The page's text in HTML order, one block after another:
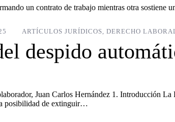
ARTÍCULOS JURÍDICOS, DERECHO
despido
Juan Carlos Hernández 1. Introducción
posibilidad de extinguir…